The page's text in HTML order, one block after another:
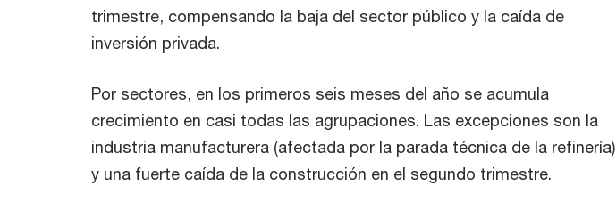
trimestre, compensando la baja del sector público y la caída de
inversión privada.
Por sectores, en los primeros seis meses del año se acumula
crecimiento en casi todas las agrupaciones. Las excepciones son la
industria manufacturera (afectada por la parada técnica de la refinería)
y una fuerte caída de la construcción en el segundo trimestre.